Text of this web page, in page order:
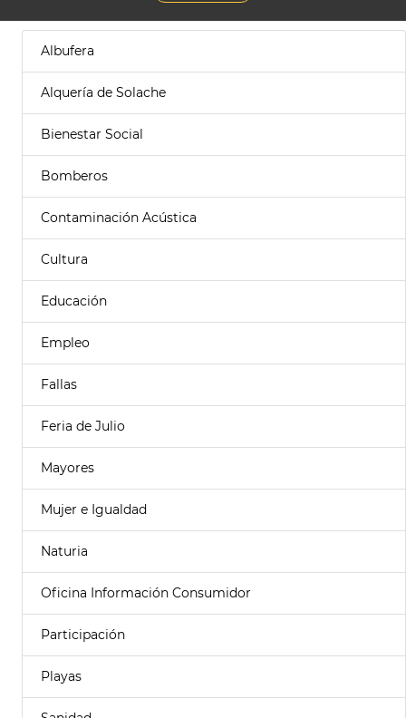
Albufera
Alquería de Solache
Bienestar Social
Bomberos
Contaminación Acústica
Cultura
Educación
Empleo
Fallas
Feria de Julio
Mayores
Mujer e Igualdad
Naturia
Oficina Información Consumidor
Participación
Playas